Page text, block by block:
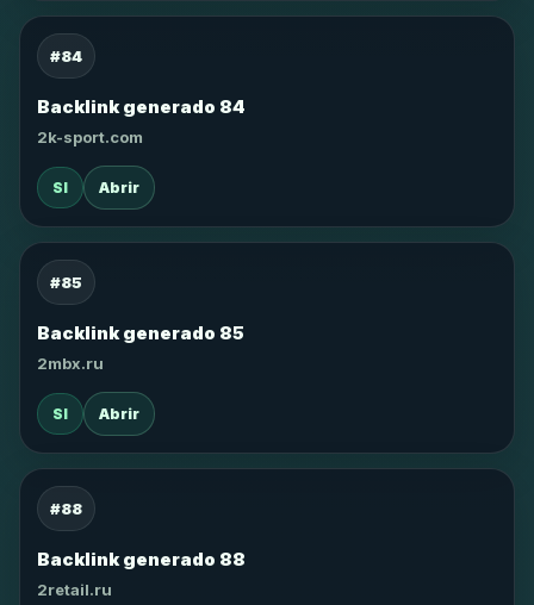
#84
Backlink generado 84
2k-sport.com
SI Abrir
#85
Backlink generado 85
2mbx.ru
SI Abrir
#88
Backlink generado 88
2retail.ru